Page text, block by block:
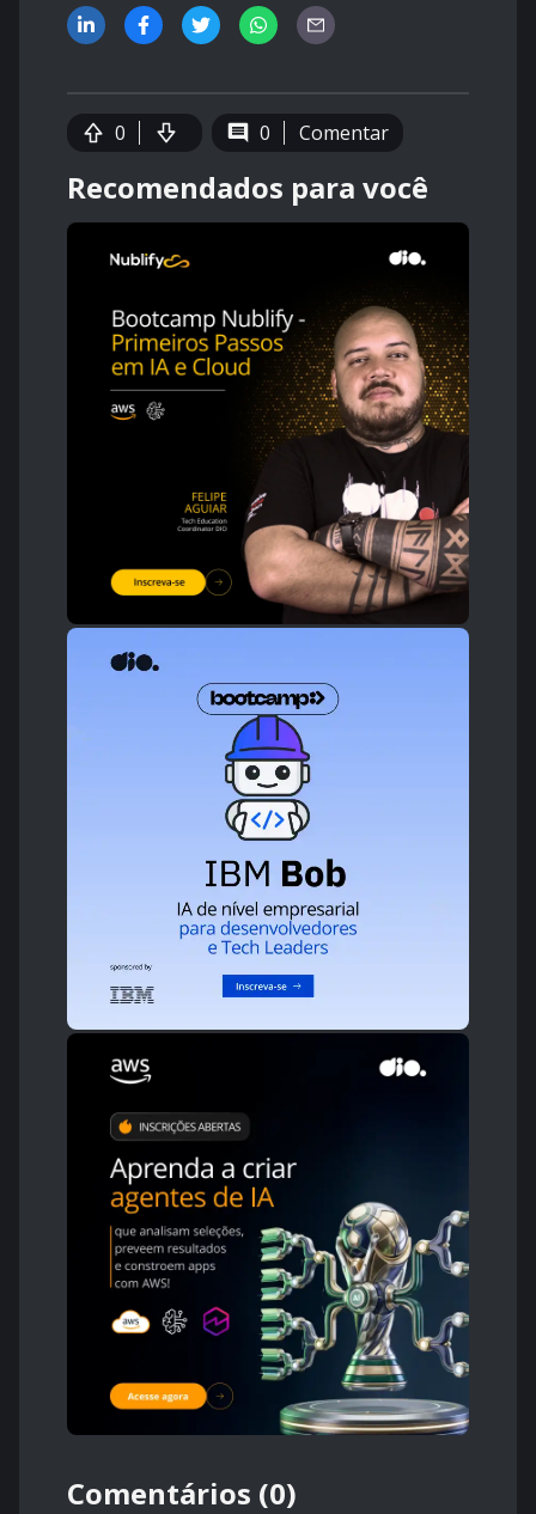
0 0 Comentar
Recomendados para você
Comentários (0)